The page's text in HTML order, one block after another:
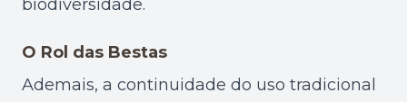
biodiversidade.
O Rol das Bestas
Ademais, a continuidade do uso tradicional